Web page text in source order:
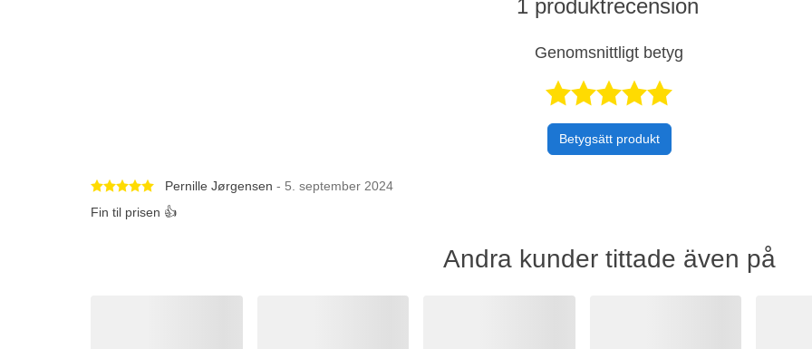
1 produktrecension
Genomsnittligt betyg
Betygsatt 5
Betygsätt produkt
Betygsatt 5 av 5 stjärnor
Pernille Jørgensen - 5. september 2024
Fin til prisen 👍
Andra kunder tittade även på